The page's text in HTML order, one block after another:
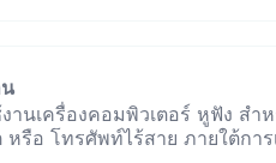
านเครื่องคอมพิวเตอร์ หูฟัง สำ
หรือ โทรศัพท์ไร้สาย ภายใต้กา